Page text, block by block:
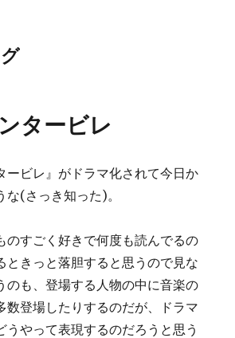
タービレ
ビレ』がドラマ化されて今日か
な(さっき知った)。
すごく好きで何度も読んでるの
ときっと落胆すると思うので見な
のも、登場する人物の中に音楽の
数登場したりするのだが、ドラマ
うやって表現するのだろうと思う